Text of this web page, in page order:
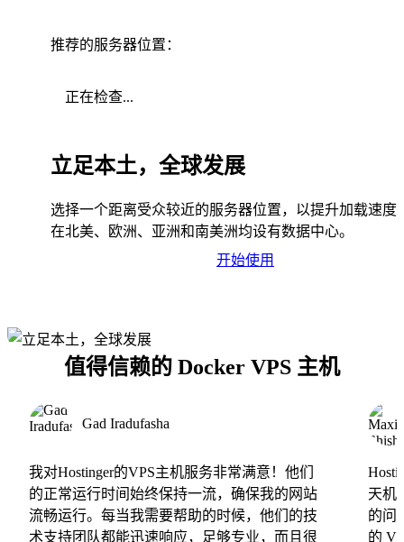
推荐的服务器位置：
正在检查...
立足本土，全球发展
选择一个距离受众较近的服务器位置，以提升加载速度
在北美、欧洲、亚洲和南美洲均设有数据中心。
开始使用
值得信赖的 Docker VPS 主机
Gad Iradufasha
我对Hostinger的VPS主机服务非常满意！他们
的正常运行时间始终保持一流，确保我的网站
流畅运行。每当我需要帮助的时候，他们的技
术支持团队都能迅速响应，足够专业，而且很
天机
的问
的